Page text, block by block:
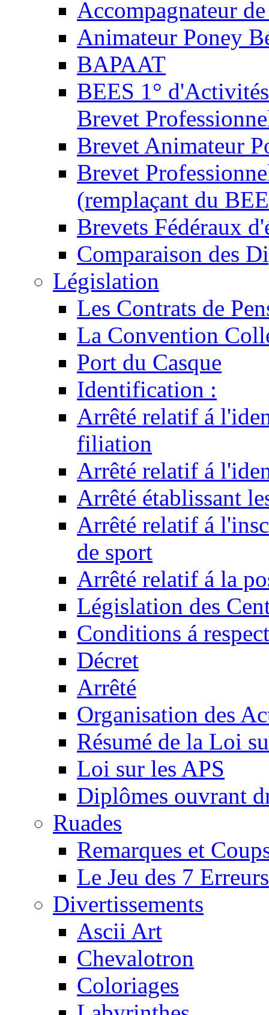
Accompagnateur
Animateur Poney
BAPAAT
BEES 1°
Brevet
Brevet Animateur
Brevet
(remplaçant du
Brevets Fédéraux
Comparaison des
Législation
Les Contrats de
La Convention
Port du Casque
Identification :
Arrêté relatif á
filiation
Arrêté relatif á
Arrêté établissant
Arrêté relatif á
de sport
Arrêté relatif á la
Législation des
Conditions á
Décret
Arrêté
Organisation des
Résumé de la Loi
Loi sur les APS
Diplômes ouvrant
Ruades
Remarques et
Le Jeu des 7 Erreurs
Divertissements
Ascii Art
Chevalotron
Coloriages